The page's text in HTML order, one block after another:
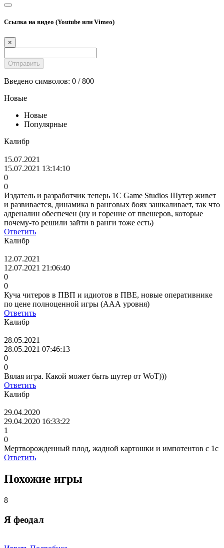
Ссылка на видео (Youtube или Vimeo)
×
Введено символов: 0 / 800
Новые
Новые
Популярные
Калибр
15.07.2021
15.07.2021 13:14:10
0
0
Издатель и разработчик теперь 1C Game Studios Шутер живет
и развивается, динамика в ранговых боях зашкаливает, так что
адреналин обеспечен (ну и горение от пвешеров, которые
почему-то решили зайти в ранги тоже есть)
Ответить
Калибр
12.07.2021
12.07.2021 21:06:40
0
0
Куча читеров в ПВП и идиотов в ПВЕ, новые оперативнике
по цене полноценной игры (ААА уровня)
Ответить
Калибр
28.05.2021
28.05.2021 07:46:13
0
0
Вялая игра. Какой может быть шутер от WoT)))
Ответить
Калибр
29.04.2020
29.04.2020 16:33:22
1
0
Мертворожденный плод, жадной картошки и импотентов с 1с
Ответить
Похожие игры
8
Я феодал